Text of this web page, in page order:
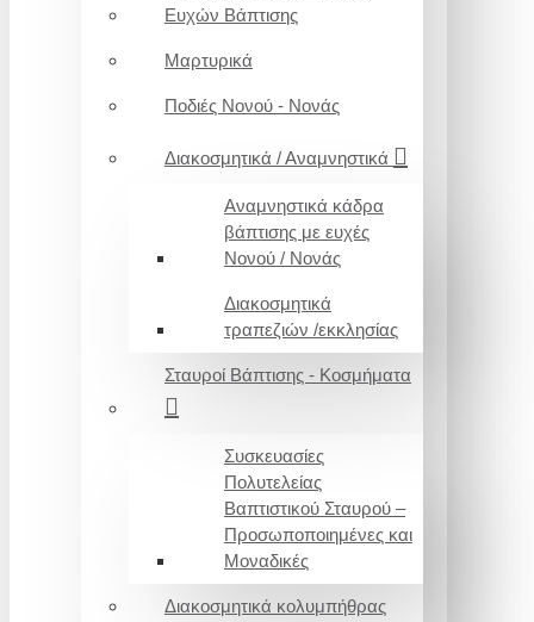
Ευχών Βάπτισης
Μαρτυρικά
Ποδιές Νονού - Νονάς
Διακοσμητικά / Αναμνηστικά
Αναμνηστικά κάδρα
βάπτισης με ευχές
Νονού / Νονάς
Διακοσμητικά
τραπεζιών /εκκλησίας
Σταυροί Βάπτισης - Κοσμήματα
Συσκευασίες
Πολυτελείας
Βαπτιστικού Σταυρού –
Προσωποποιημένες και
Μοναδικές
Διακοσμητικά κολυμπήθρας